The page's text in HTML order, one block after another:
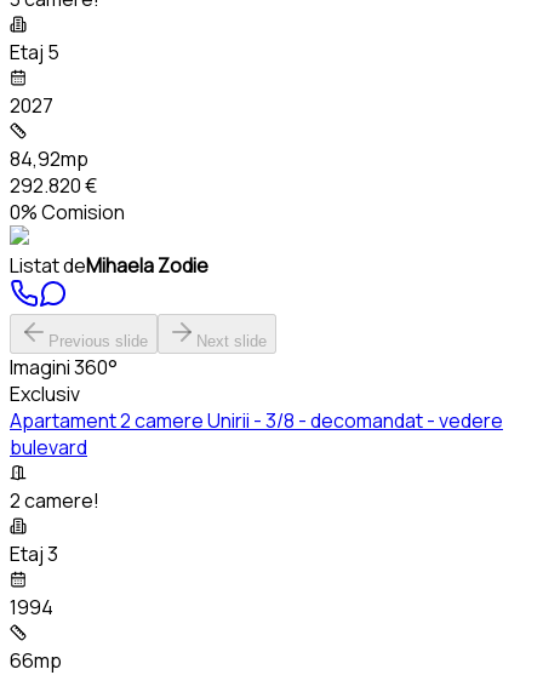
Etaj 5
2027
84,92mp
292.820 €
0% Comision
Listat deMihaela Zodie
Previous slide Next slide
Imagini 360°
Exclusiv
Apartament 2 camere Unirii - 3/8 - decomandat - vedere
bulevard
2 camere!
Etaj 3
1994
66mp